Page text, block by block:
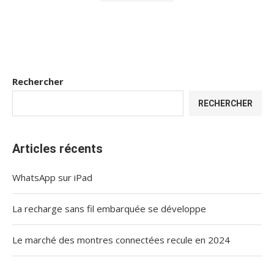
Rechercher
RECHERCHER
Articles récents
WhatsApp sur iPad
La recharge sans fil embarquée se développe
Le marché des montres connectées recule en 2024